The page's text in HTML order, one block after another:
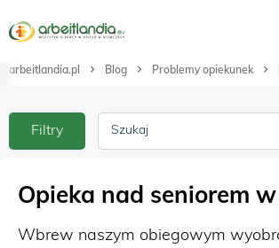
arbeitlandia.pl Blog Problemy opiekunek
Opieka nad seniorem
Wbrew naszym obiegowym
Filtry Szukaj